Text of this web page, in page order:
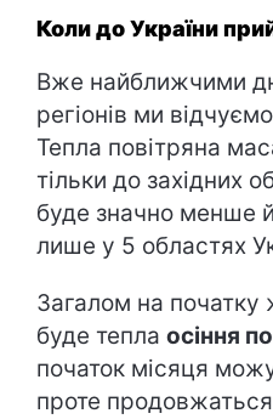
Коли до України
Вже найближчими
регіонів ми
Тепла повітряна
тільки до західних
буде значно менше
лише у 5 областях
Загалом на початку
буде тепла осіння
початок місяця
проте